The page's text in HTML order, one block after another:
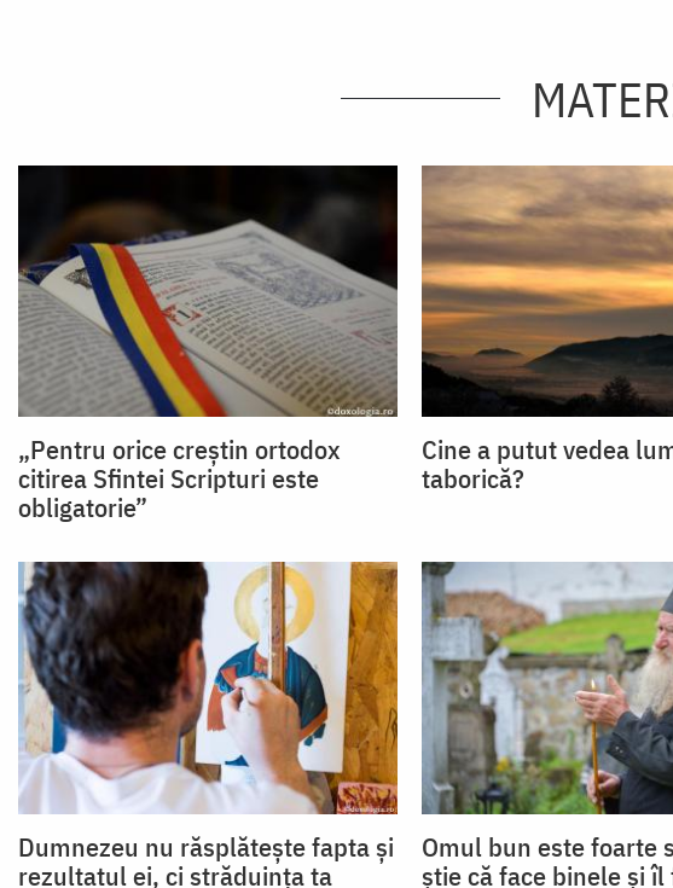
„Pentru orice creștin ortodox
citirea Sfintei Scripturi este
obligatorie”
Cine a putut vedea
taborică?
Dumnezeu nu răsplătește fapta și
rezultatul ei, ci străduința ta
Omul bun este foarte
știe că face binele și îl